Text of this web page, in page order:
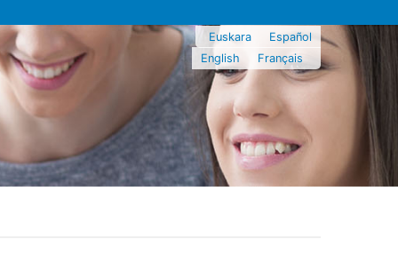
Euskara
Español
English
Français